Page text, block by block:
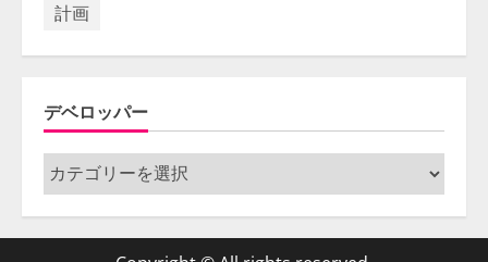
計画
デベロッパー
デ
ベ